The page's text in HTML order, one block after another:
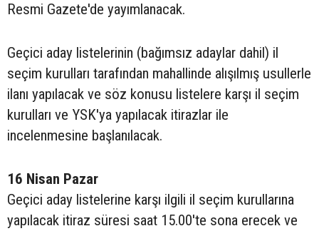
Resmi Gazete'de yayımlanacak.
Geçici aday listelerinin (bağımsız adaylar dahil) il
seçim kurulları tarafından mahallinde alışılmış usullerle
ilanı yapılacak ve söz konusu listelere karşı il seçim
kurulları ve YSK'ya yapılacak itirazlar ile
incelenmesine başlanılacak.
16 Nisan Pazar
Geçici aday listelerine karşı ilgili il seçim kurullarına
yapılacak itiraz süresi saat 15.00'te sona erecek ve